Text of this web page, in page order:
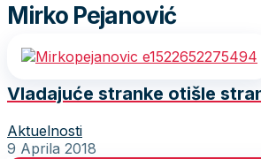
Mirko Pejanović
Vladajuće stranke otišle
Aktuelnosti
9 Aprila 2018